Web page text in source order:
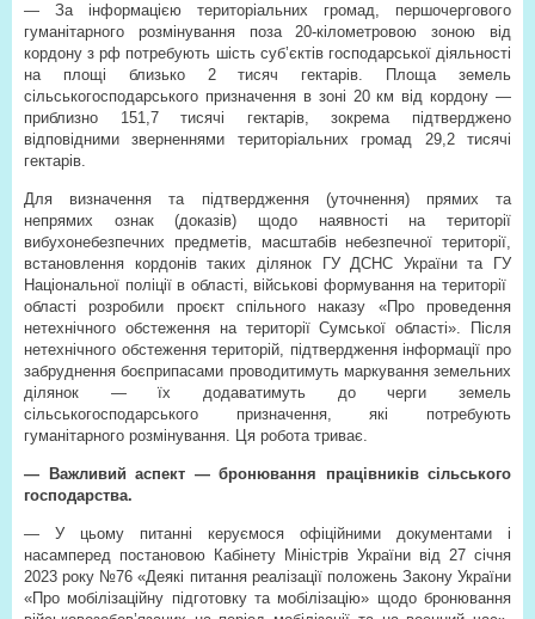
— За інформацією територіальних громад, першочергового
гуманітарного розмінування поза 20-кілометровою зоною від
кордону з рф потребують шість суб’єктів господарської діяльності
на площі близько 2 тисяч гектарів. Площа земель
сільськогосподарського призначення в зоні 20 км від кордону —
приблизно 151,7 тисячі гектарів, зокрема підтверджено
відповідними зверненнями територіальних громад 29,2 тисячі
гектарів.
Для визначення та підтвердження (уточнення) прямих та
непрямих ознак (доказів) щодо наявності на території
вибухонебезпечних предметів, масштабів небезпечної території,
встановлення кордонів таких ділянок ГУ ДСНС України та ГУ
Національної поліції в області, військові формування на території
області розробили проєкт спільного наказу «Про проведення
нетехнічного обстеження на території Сумської області». Після
нетехнічного обстеження територій, підтвердження інформації про
забруднення боєприпасами проводитимуть маркування земельних
ділянок — їх додаватимуть до черги земель
сільськогосподарського призначення, які потребують
гуманітарного розмінування. Ця робота триває.
— Важливий аспект — бронювання працівників сільського
господарства.
— У цьому питанні керуємося офіційними документами і
насамперед постановою Кабінету Міністрів України від 27 січня
2023 року №76 «Деякі питання реалізації положень Закону України
«Про мобілізаційну підготовку та мобілізацію» щодо бронювання